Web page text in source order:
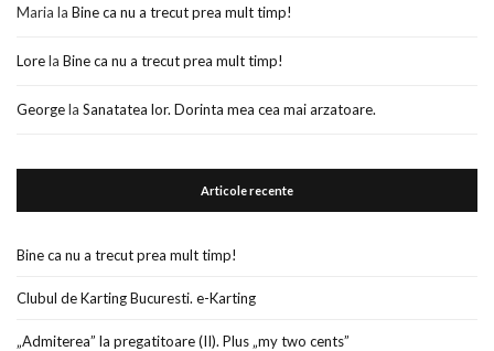
Maria la Bine ca nu a trecut prea mult timp!
Lorela Bine ca nu a trecut prea mult timp!
Georgela Sanatatea lor. Dorinta mea cea mai arzatoare.
Articole recente
Bine ca nu a trecut prea mult timp!
Clubul de Karting Bucuresti. e-Karting
„Admiterea” la pregatitoare (II). Plus „my two cents”